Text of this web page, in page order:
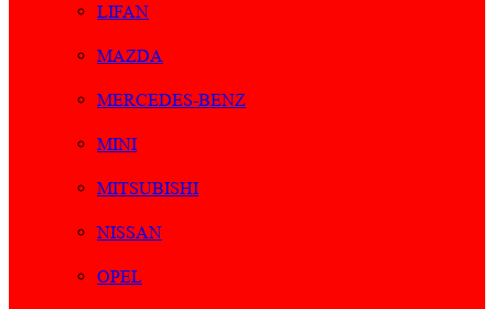
LIFAN
MAZDA
MERCEDES-BENZ
MINI
MITSUBISHI
NISSAN
OPEL